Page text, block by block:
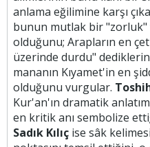
anlama eğilimine karşı
bunun mutlak bir "zorluk"
olduğunu; Arapların en
üzerinde durdu"
mananın Kıyamet'in en
olduğunu vurgular.
Kur'an'ın dramatik
en kritik anı sembolize
Sadık Kılıç ise sâk